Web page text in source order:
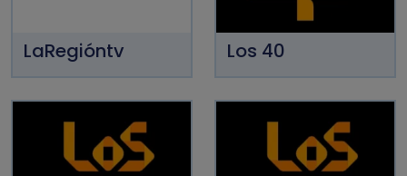
LaRegióntv Los 40